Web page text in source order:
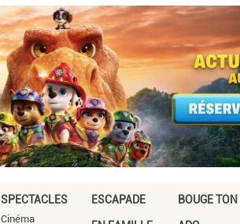
SPECTACLES
Cinéma
ESCAPADE BOUGE TON